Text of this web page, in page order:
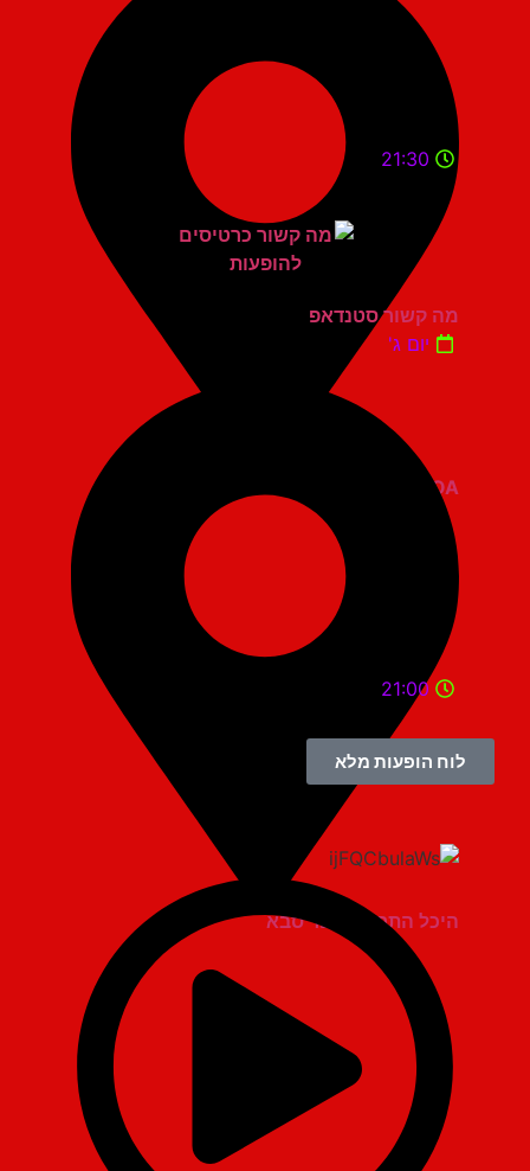
21:30
מה קשור סטנדאפ
יום ג'
היכל התרבות כפר סבא
21:00
לוח הופעות מלא